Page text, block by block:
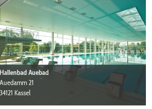
Hallenbad Auebad
Auedamm 21
34121 Kassel